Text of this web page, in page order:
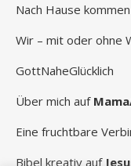
Nach Hause kommen
Wir – mit oder ohne
GottNaheGlücklich
Über mich auf
Eine fruchtbare
Bibel kreativ auf